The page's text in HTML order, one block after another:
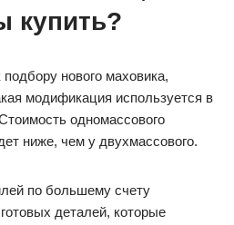
купить?
нового маховика,
модификация используется в
одномассового
ниже, чем у двухмассового.
по большему счету
деталей, которые